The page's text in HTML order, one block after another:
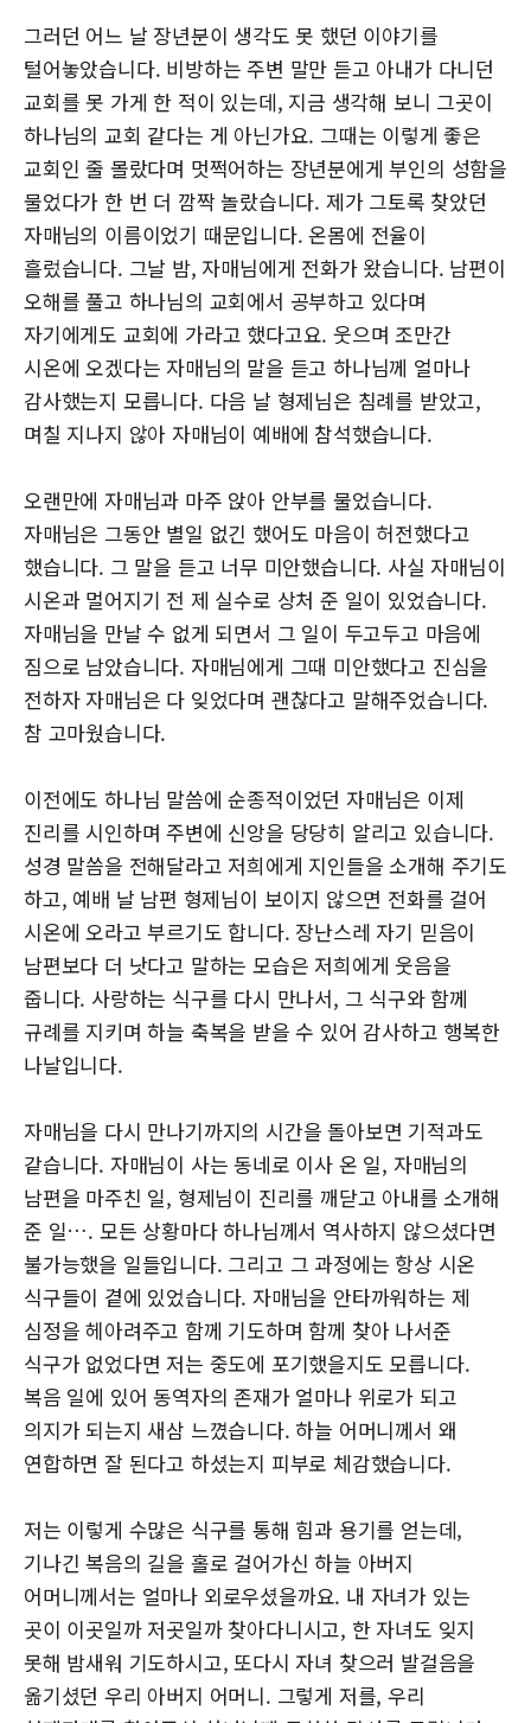
그러던 어느 날 장년분이 생각도 못 했던 이야기를
털어놓았습니다. 비방하는 주변 말만 듣고 아내가 다니던
교회를 못 가게 한 적이 있는데, 지금 생각해 보니 그곳이
하나님의 교회 같다는 게 아닌가요. 그때는 이렇게 좋은
교회인 줄 몰랐다며 멋쩍어하는 장년분에게 부인의 성함을
물었다가 한 번 더 깜짝 놀랐습니다. 제가 그토록 찾았던
자매님의 이름이었기 때문입니다. 온몸에 전율이
흘렀습니다. 그날 밤, 자매님에게 전화가 왔습니다. 남편이
오해를 풀고 하나님의 교회에서 공부하고 있다며
자기에게도 교회에 가라고 했다고요. 웃으며 조만간
시온에 오겠다는 자매님의 말을 듣고 하나님께 얼마나
감사했는지 모릅니다. 다음 날 형제님은 침례를 받았고,
며칠 지나지 않아 자매님이 예배에 참석했습니다.
오랜만에 자매님과 마주 앉아 안부를 물었습니다.
자매님은 그동안 별일 없긴 했어도 마음이 허전했다고
했습니다. 그 말을 듣고 너무 미안했습니다. 사실 자매님이
시온과 멀어지기 전 제 실수로 상처 준 일이 있었습니다.
자매님을 만날 수 없게 되면서 그 일이 두고두고 마음에
짐으로 남았습니다. 자매님에게 그때 미안했다고 진심을
전하자 자매님은 다 잊었다며 괜찮다고 말해주었습니다.
참 고마웠습니다.
이전에도 하나님 말씀에 순종적이었던 자매님은 이제
진리를 시인하며 주변에 신앙을 당당히 알리고 있습니다.
성경 말씀을 전해달라고 저희에게 지인들을 소개해 주기도
하고, 예배 날 남편 형제님이 보이지 않으면 전화를 걸어
시온에 오라고 부르기도 합니다. 장난스레 자기 믿음이
남편보다 더 낫다고 말하는 모습은 저희에게 웃음을
줍니다. 사랑하는 식구를 다시 만나서, 그 식구와 함께
규례를 지키며 하늘 축복을 받을 수 있어 감사하고 행복한
나날입니다.
자매님을 다시 만나기까지의 시간을 돌아보면 기적과도
같습니다. 자매님이 사는 동네로 이사 온 일, 자매님의
남편을 마주친 일, 형제님이 진리를 깨닫고 아내를 소개해
준 일…. 모든 상황마다 하나님께서 역사하지 않으셨다면
불가능했을 일들입니다. 그리고 그 과정에는 항상 시온
식구들이 곁에 있었습니다. 자매님을 안타까워하는 제
심정을 헤아려주고 함께 기도하며 함께 찾아 나서준
식구가 없었다면 저는 중도에 포기했을지도 모릅니다.
복음 일에 있어 동역자의 존재가 얼마나 위로가 되고
의지가 되는지 새삼 느꼈습니다. 하늘 어머니께서 왜
연합하면 잘 된다고 하셨는지 피부로 체감했습니다.
저는 이렇게 수많은 식구를 통해 힘과 용기를 얻는데,
기나긴 복음의 길을 홀로 걸어가신 하늘 아버지
어머니께서는 얼마나 외로우셨을까요. 내 자녀가 있는
곳이 이곳일까 저곳일까 찾아다니시고, 한 자녀도 잊지
못해 밤새워 기도하시고, 또다시 자녀 찾으러 발걸음을
옮기셨던 우리 아버지 어머니. 그렇게 저를, 우리